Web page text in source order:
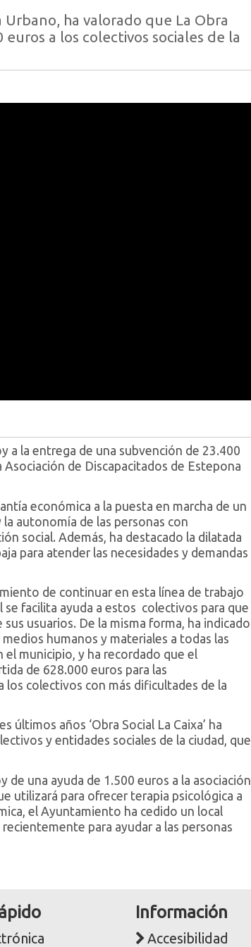
ha valorado que La Obra
a los colectivos sociales de la
a la entrega de una subvención de 23.400
de Discapacitados de Estepona
económica a la puesta en marcha de un
autonomía de las personas con
social. Además, ha destacado la dilatada
para atender las necesidades y demandas
de continuar en esta línea de trabajo
se facilita ayuda a estos colectivos para que
usuarios. De la misma forma, ha indicado
humanos y materiales a todas las
el municipio, y ha recordado que el
de 628.000 euros para las
los colectivos con más dificultades de la
últimos años ‘Obra Social La Caixa’ ha
y entidades sociales de la ciudad, que
una ayuda de 1.500 euros a la asociación
utilizará para ofrecer terapia psicológica a
el Ayuntamiento ha cedido un local
para ayudar a las personas
Información
Accesibilidad